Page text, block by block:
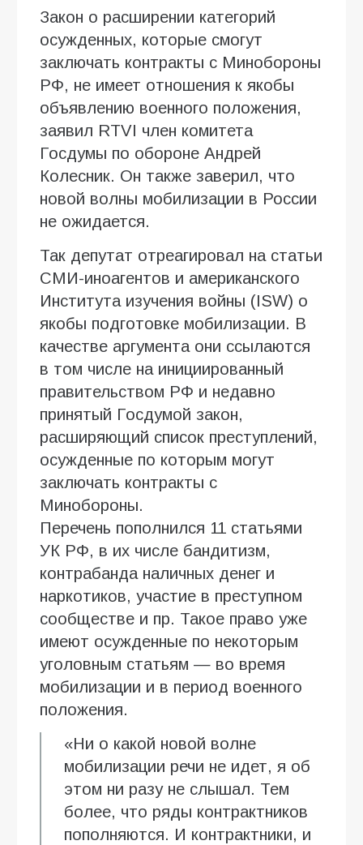
Закон о расширении категорий
осужденных, которые смогут
заключать контракты с Минобороны
РФ, не имеет отношения к якобы
объявлению военного положения,
заявил RTVI член комитета
Госдумы по обороне Андрей
Колесник. Он также заверил, что
новой волны мобилизации в России
не ожидается.
Так депутат отреагировал на статьи
СМИ-иноагентов и американского
Института изучения войны (ISW) о
якобы подготовке мобилизации. В
качестве аргумента они ссылаются
в том числе на инициированный
правительством РФ и недавно
принятый Госдумой закон,
расширяющий список преступлений,
осужденные по которым могут
заключать контракты с
Минобороны.
Перечень пополнился 11 статьями
УК РФ, в их числе бандитизм,
контрабанда наличных денег и
наркотиков, участие в преступном
сообществе и пр. Такое право уже
имеют осужденные по некоторым
уголовным статьям — во время
мобилизации и в период военного
положения.
«Ни о какой новой волне
мобилизации речи не идет, я об
этом ни разу не слышал. Тем
более, что ряды контрактников
пополняются. И контрактники, и